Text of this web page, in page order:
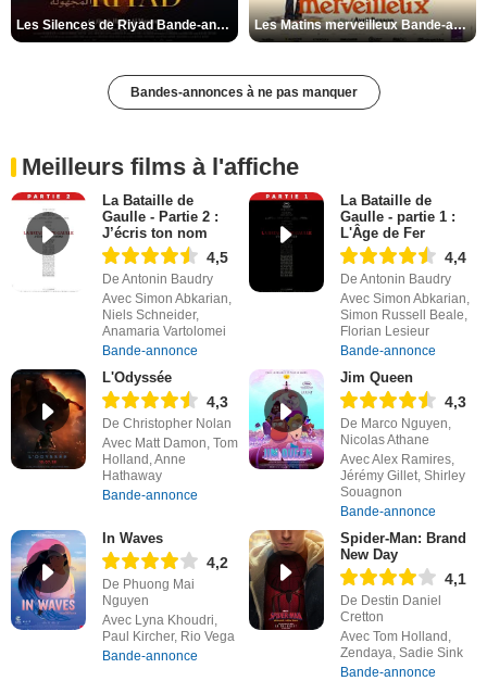
Les Silences de Riyad Bande-annonce VO STFR Les Matins merveilleux Bande-annonce VF
Bandes-annonces à ne pas manquer
Meilleurs films à l'affiche
La Bataille de
Gaulle - Partie 2 :
J’écris ton nom
4,5
De Antonin Baudry
Avec Simon Abkarian,
Niels Schneider,
Anamaria Vartolomei
Bande-annonce
La Bataille de
Gaulle - partie 1 :
L'Âge de Fer
4,4
De Antonin Baudry
Avec Simon Abkarian,
Simon Russell Beale,
Florian Lesieur
Bande-annonce
L'Odyssée
4,3
De Christopher Nolan
Avec Matt Damon, Tom
Holland, Anne
Hathaway
Bande-annonce
Jim Queen
4,3
De Marco Nguyen,
Nicolas Athane
Avec Alex Ramires,
Jérémy Gillet, Shirley
Souagnon
Bande-annonce
In Waves
4,2
De Phuong Mai
Nguyen
Avec Lyna Khoudri,
Paul Kircher, Rio Vega
Bande-annonce
Spider-Man: Brand
New Day
4,1
De Destin Daniel
Cretton
Avec Tom Holland,
Zendaya, Sadie Sink
Bande-annonce